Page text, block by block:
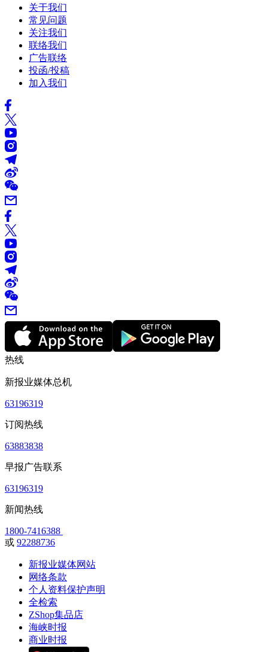
关于我们
常见问题
关注我们
联络我们
广告联络
投函/投稿
加入我们
热线
新报业媒体总机
63196319
订阅热线
63883838
早报广告联系
63196319
新闻热线
1800-7416388
或 92288736
新报业媒体网站
网络条款
个人资料保护声明
全检索
ZShop集品店
海峡时报
商业时报